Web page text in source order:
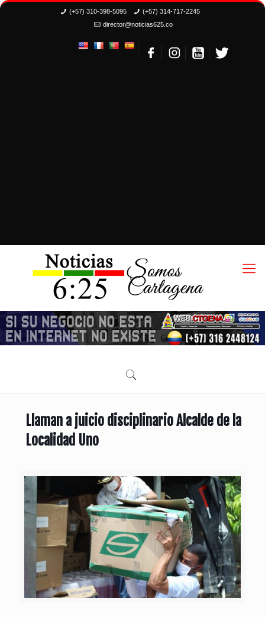
(+57) 310-398-5095
(+57) 314-717-2245
director@noticias625.co
Llaman a juicio disciplinario Alcalde de la
Localidad Uno